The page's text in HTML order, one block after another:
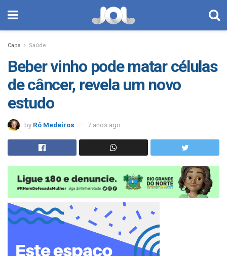
Capa Saúde
Beber vinho pode matar células
de câncer, revela um novo
estudo
by Rô Medeiros 7 anos ago